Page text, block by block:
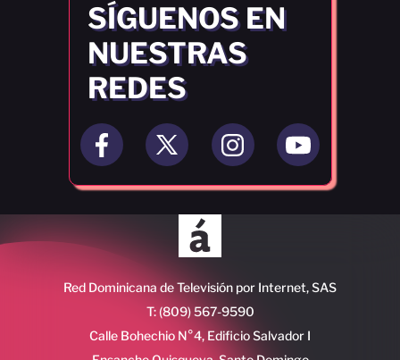
SÍGUENOS EN
NUESTRAS
REDES
Red Dominicana de Televisión por Internet, SAS
T: (809) 567-9590
Calle Bohechio N°4, Edificio Salvador I